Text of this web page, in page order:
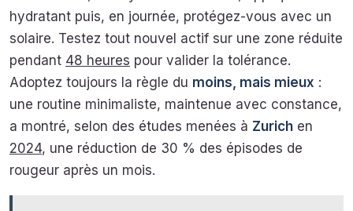
hydratant puis, en journée, protégez-vous avec un
solaire. Testez tout nouvel actif sur une zone réduite
pendant 48 heures pour valider la tolérance.
Adoptez toujours la règle du moins, mais mieux :
une routine minimaliste, maintenue avec constance,
a montré, selon des études menées à Zurich en
2024, une réduction de 30 % des épisodes de
rougeur après un mois.